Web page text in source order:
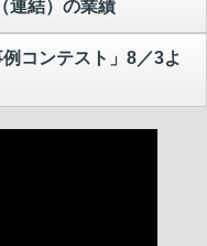
連結）の業績
コンテスト」8／3よ